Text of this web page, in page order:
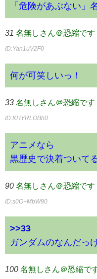
「危険があぶない」
31 名無しさん＠恐縮です
ID:Yan1uV2F0
何が可笑しいっ！
33 名無しさん＠恐縮です
ID:KHYRLOBh0
アニメなら
黒歴史で決着ついて
90 名無しさん＠恐縮です
ID:s0O+MbW90
>>33
ガンダムのなんだっ
100 名無しさん＠恐縮で